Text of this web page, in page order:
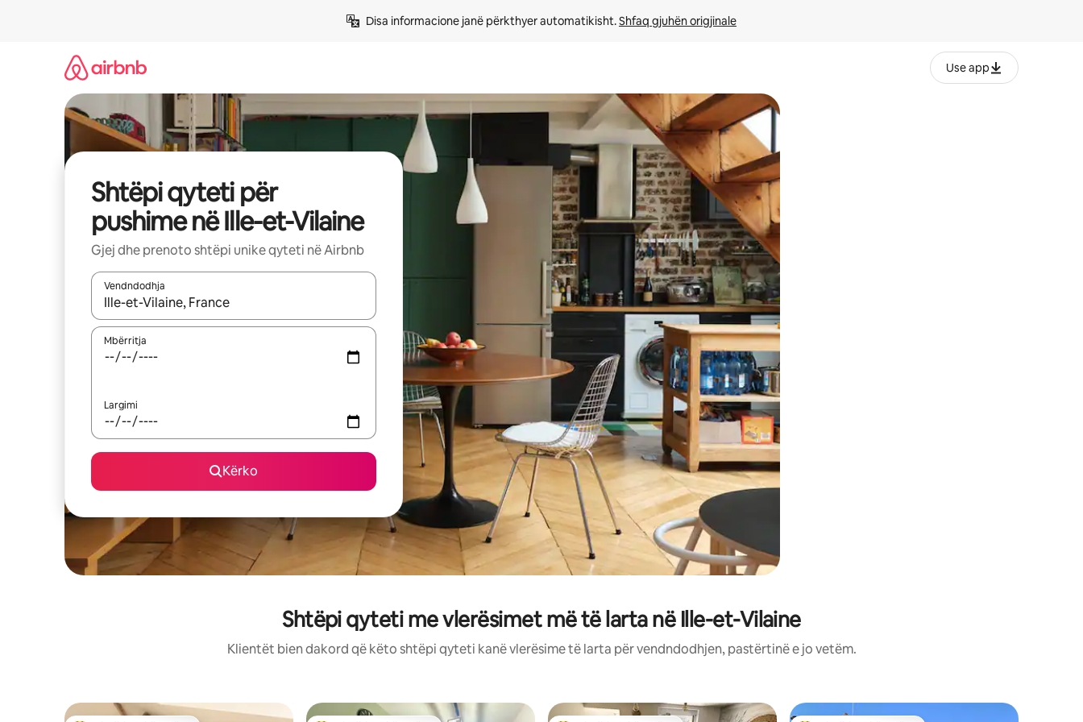
Disa informacione janë përkthyer automatikisht. Shfaq gjuhën origjinale
Use app
Shtëpi qyteti për
pushime në Ille-et-Vilaine
Gjej dhe prenoto shtëpi unike qyteti në Airbnb
Vendndodhja
Kur rezultatet të jenë të disponueshme, lëviz me butonat e shigjetave lart e poshtë ose eksploro duke prekur ose duke lëvizur ekranin.
Mbërritja
Largimi
Kërko
Shtëpi qyteti me vlerësimet më të larta në Ille-et-Vilaine
Klientët bien dakord që këto shtëpi qyteti kanë vlerësime të larta për vendndodhjen, pastërtinë e jo vetëm.